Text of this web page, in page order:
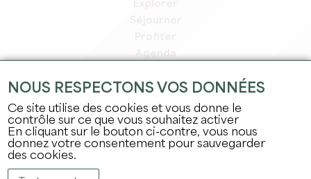
Agenda
Espace adhérents
Espace presse
Emplois & stages
Mentions légales
NOUS RESPECTONS VOS DONNÉES
Ce site utilise des cookies et vous donne le
contrôle sur ce que vous souhaitez activer
En cliquant sur le bouton ci-contre, vous nous
donnez votre consentement pour sauvegarder
des cookies.